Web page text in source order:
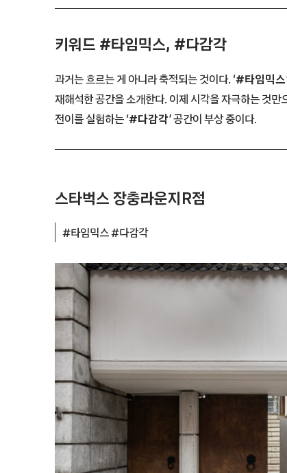
키워드 #타임믹스, #다감각
과거는 흐르는 게 아니라 축적되는 것이다. ‘#타임믹스
재해석한 공간을 소개한다. 이제 시각을 자극하는 것
전이를 실험하는 ‘#다감각’ 공간이 부상 중이다.
스타벅스 장충라운지R점
#타임믹스 #다감각